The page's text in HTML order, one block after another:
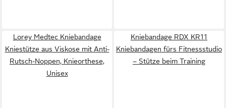
Lorey Medtec Kniebandage
Kniestütze aus Viskose mit Anti-
Rutsch-Noppen, Knieorthese,
Unisex
Kniebandage RDX KR11
Kniebandagen fürs Fitnessstudio
– Stütze beim Training